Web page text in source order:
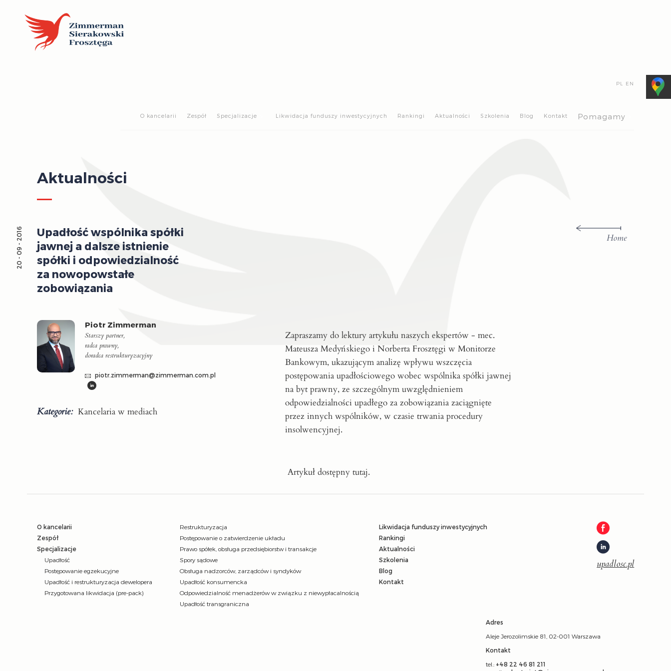
PL EN
O kancelarii Zespół Specjalizacje Likwidacja funduszy inwestycyjnych Rankingi Aktualności Szkolenia Blog Kontakt Pomagamy
Aktualności
Home
Upadłość wspólnika spółki
jawnej a dalsze istnienie
spółki i odpowiedzialność
za nowopowstałe
zobowiązania
20 - 09 - 2016
Piotr Zimmerman
Starszy partner,
radca prawny,
doradca restrukturyzacyjny
piotr.zimmerman@zimmerman.com.pl
Kategorie: Kancelaria w mediach
Zapraszamy do lektury artykułu naszych ekspertów - mec.
Mateusza Medyńskiego i Norberta Frosztęgi w Monitorze
Bankowym, ukazującym analizę wpływu wszczęcia
postępowania upadłościowego wobec wspólnika spółki jawnej
na byt prawny, ze szczególnym uwzględnieniem
odpowiedzialności upadłego za zobowiązania zaciągnięte
przez innych wspólników, w czasie trwania procedury
insolwencyjnej.
Artykuł dostępnytutaj.
O kancelarii
Zespół
Specjalizacje
Upadłość
Postępowanie egzekucyjne
Upadłość i restrukturyzacja dewelopera
Przygotowana likwidacja (pre-pack)
Restrukturyzacja
Postępowanie o zatwierdzenie układu
Prawo spółek, obsługa przedsiębiorstw i transakcje
Spory sądowe
Obsługa nadzorców, zarządców i syndyków
Upadłość konsumencka
Odpowiedzialność menadżerów w związku z niewypłacalnością
Upadłość transgraniczna
Likwidacja funduszy inwestycyjnych
Rankingi
Aktualności
Szkolenia
Blog
Kontakt
upadlosc.pl
Adres
Aleje Jerozolimskie 81, 02-001 Warszawa
Kontakt
tel.: +48 22 46 81 211